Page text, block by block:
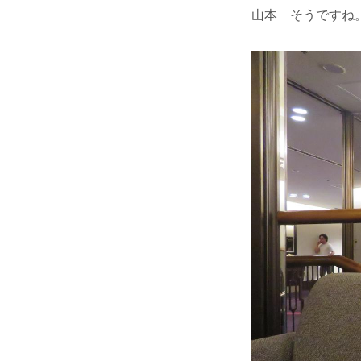
山本 そうですね